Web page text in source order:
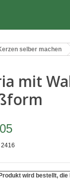
selber machen
mit
2416
wird bestellt,